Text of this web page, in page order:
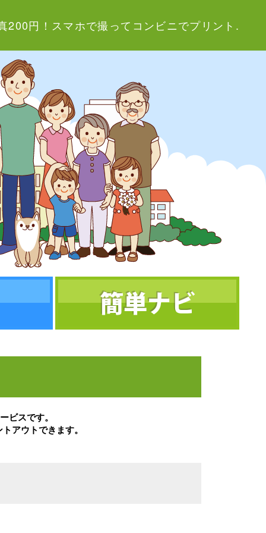
200円！スマホで撮ってコンビニでプリント.
簡単ナビ
ビスです。
アウトできます。